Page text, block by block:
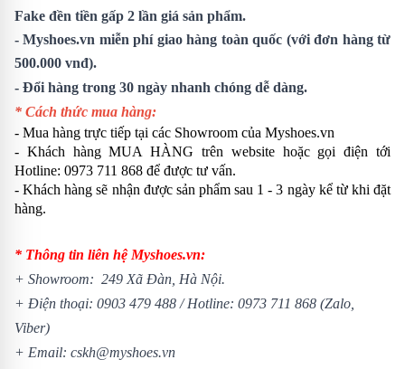
Fake đền tiền gấp 2 lần giá sản phẩm.
- Myshoes.vn miễn phí giao hàng toàn quốc (với đơn hàng từ
500.000 vnđ).
- Đổi hàng trong 30 ngày nhanh chóng dễ dàng.
* Cách thức mua hàng:
- Mua hàng trực tiếp tại các Showroom của Myshoes.vn
- Khách hàng MUA HÀNG trên website hoặc gọi điện tới
Hotline: 0973 711 868 để được tư vấn.
- Khách hàng sẽ nhận được sản phẩm sau 1 - 3 ngày kể từ khi đặt
hàng.
* Thông tin liên hệ Myshoes.vn:
+ Showroom: 249 Xã Đàn, Hà Nội.
+ Điện thoại: 0903 479 488 /Hotline: 0973 711 868 (Zalo,
Viber)
+ Email: cskh@myshoes.vn